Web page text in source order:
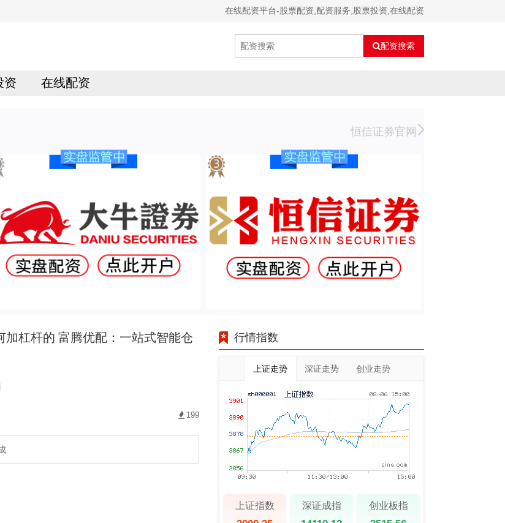
在线配资平台-股票配资,配资服务,股票投资,在线配资
配资搜索
资 在线配资
恒信证券官网
加杠杆的 富腾优配：一站式智能仓
199
行情指数
上证走势 深证走势 创业走势
上证指数 深证成指 创业板指